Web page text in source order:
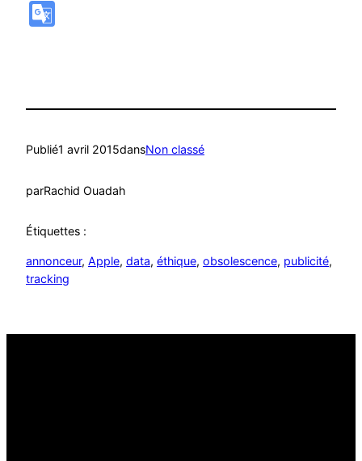
Publié1 avril 2015dansNon classé
parRachid Ouadah
Étiquettes :
annonceur, Apple, data, éthique, obsolescence, publicité
tracking